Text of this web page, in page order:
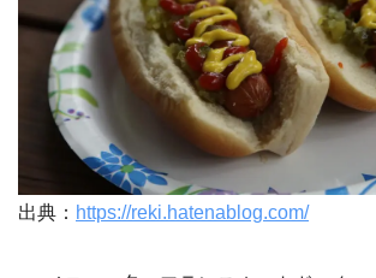
出典： https://reki.hatenablog.com/